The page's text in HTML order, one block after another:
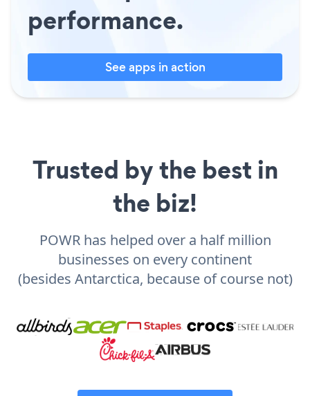
performance.
See apps in action
Trusted by the best in
the biz!
POWR has helped over a half million
businesses on every continent
(besides Antarctica, because of course not)